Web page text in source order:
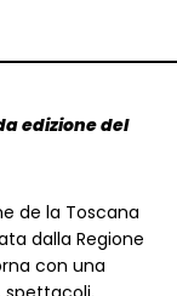
edizione del
de la Toscana
dalla Regione
con una